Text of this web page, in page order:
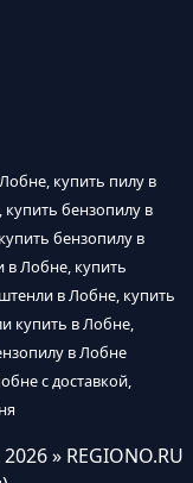
купить пилу в
бензопилу в
бензопилу в
в Лобне, купить
в Лобне, купить
купить в Лобне,
в Лобне
с доставкой,
» REGIONO.RU